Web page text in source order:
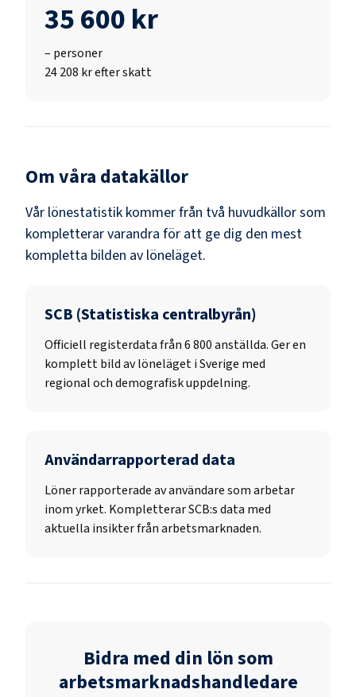
35 600 kr
– personer
24 208 kr efter skatt
Om våra datakällor
Vår lönestatistik kommer från två huvudkällor som
kompletterar varandra för att ge dig den mest
kompletta bilden av löneläget.
SCB (Statistiska centralbyrån)
Officiell registerdata från6 800anställda. Ger en
komplett bild av löneläget i Sverige med
regional och demografisk uppdelning.
Användarrapporterad data
Löner rapporterade av användare som arbetar
inom yrket. Kompletterar SCB:s data med
aktuella insikter från arbetsmarknaden.
Bidra med din lön som
arbetsmarknadshandledare